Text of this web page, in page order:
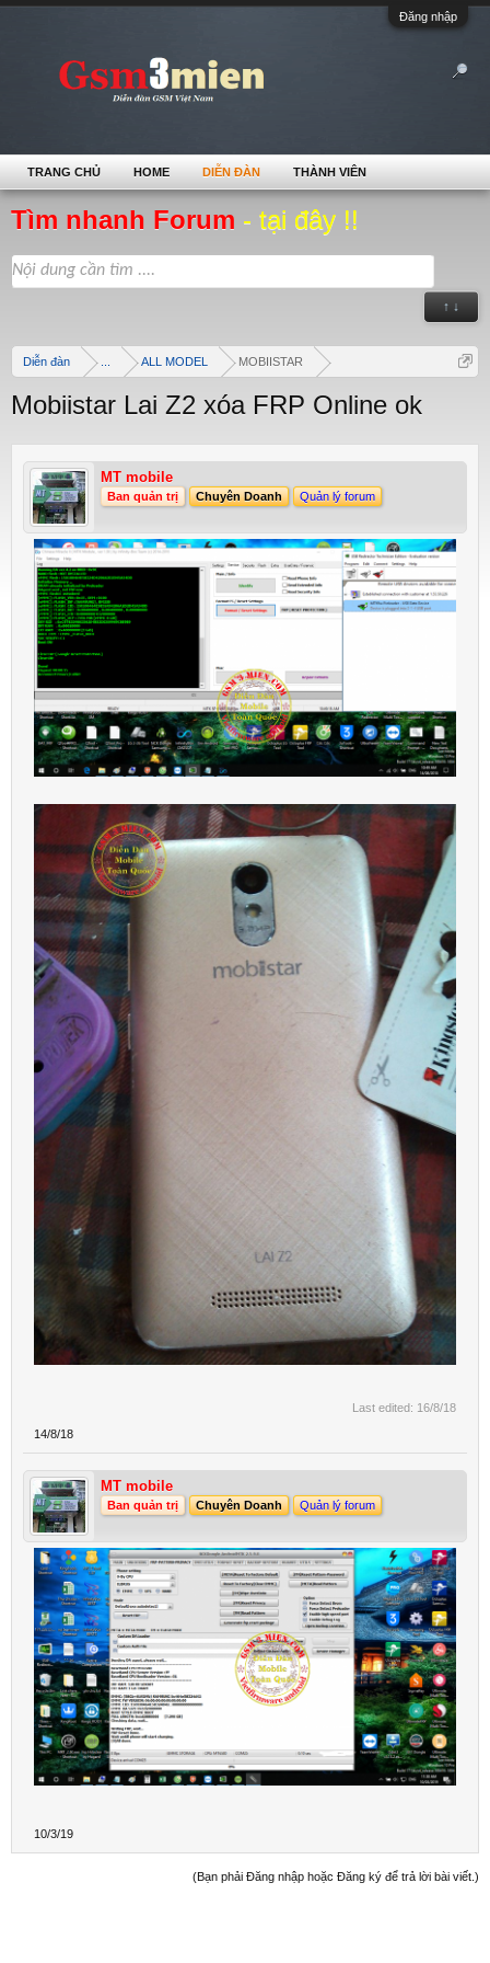
Đăng nhập
Tìm nhanh Forum - tại đây !!
↑ ↓
Diễn đàn ALL MODEL MOBIISTAR
Mobiistar Lai Z2 xóa FRP Online ok
MT mobile
Ban quản trị Chuyên Doanh Quản lý forum
Last edited: 16/8/18
14/8/18
MT mobile
Ban quản trị Chuyên Doanh Quản lý forum
10/3/19
(Bạn phải Đăng nhập hoặc Đăng ký để trả lời bài viết.)
TRANG CHỦ HOME DIỄN ĐÀN THÀNH VIÊN